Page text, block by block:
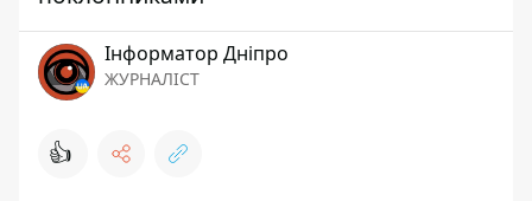
Інформатор Дніпро
ЖУРНАЛІСТ
👍